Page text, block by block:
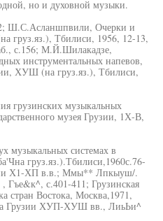
но и духовной музыки.
Ш.С.Асланшпвили, Очерки и
груз.яз.), Тбилиси, 1956, 12-13,
с.156; М.Й.Шилакадзе,
инструментальных напевов,
ХУШ (на груз.яз.), Тбилиси,
грузинских музыкальных
музея Грузии, 1Х-В,
музыкальных системах в
груз.яз.).Тбилиси,1960с.76-
Х1-ХП в.в.; Ммы** Лпкыуш/.
с.401-411; Грузинская
стран Востока, Москва,1971,
Грузии ХУП-ХУШ вв., ЛиьЬи^